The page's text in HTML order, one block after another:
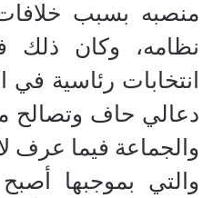
منصبه بسبب
انتخابات رئاسية في
دعالي حاف وتصالح
والجماعة فيما عرف
والتي بموجبها